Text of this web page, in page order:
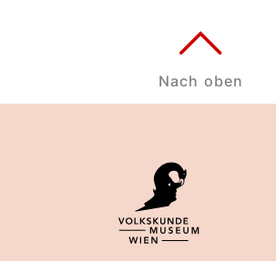
Nach oben